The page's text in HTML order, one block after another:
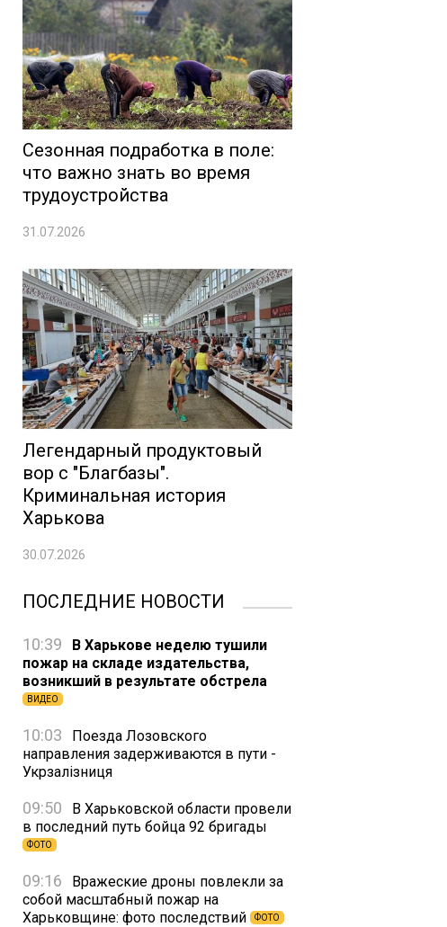
Сезонная подработка в поле:
что важно знать во время
трудоустройства
31.07.2026
Легендарный продуктовый
вор с "Благбазы".
Криминальная история
Харькова
30.07.2026
ПОСЛЕДНИЕ НОВОСТИ
10:39
В Харькове неделю тушили
пожар на складе издательства,
возникший в результате обстрела
ВИДЕО
10:03
Поезда Лозовского
направления задерживаются в пути -
Укрзалізниця
09:50
В Харьковской области провели
в последний путь бойца 92 бригады
ФОТО
09:16
Вражеские дроны повлекли за
собой масштабный пожар на
Харьковщине: фото последствий
ФОТО